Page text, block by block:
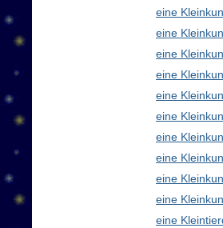
eine
eine
eine
eine
eine
eine
eine
eine
eine
eine
eine